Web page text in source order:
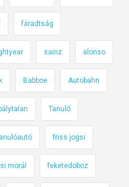
fáradtság
sainz alonso
Babboe Autobahn
Tanuló
friss jogsi
morál feketedoboz